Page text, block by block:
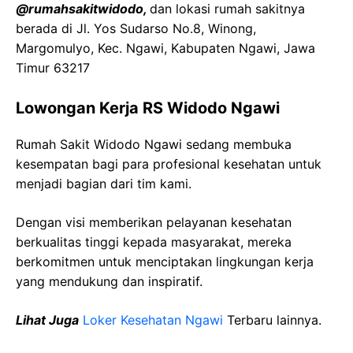
@rumahsakitwidodo, dan lokasi rumah sakitnya
berada di Jl. Yos Sudarso No.8, Winong,
Margomulyo, Kec. Ngawi, Kabupaten Ngawi, Jawa
Timur 63217
Lowongan Kerja RS Widodo Ngawi
Rumah Sakit Widodo Ngawi sedang membuka
kesempatan bagi para profesional kesehatan untuk
menjadi bagian dari tim kami.
Dengan visi memberikan pelayanan kesehatan
berkualitas tinggi kepada masyarakat, mereka
berkomitmen untuk menciptakan lingkungan kerja
yang mendukung dan inspiratif.
Lihat Juga Loker Kesehatan Ngawi Terbaru lainnya.